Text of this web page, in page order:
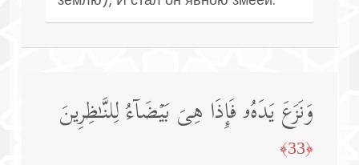
وَنَزَعَ یَدَهُۥ فَإِذَا هِیَ بَیۡضَاۤءُ لِلنَّـٰظِرِینَ
﴿33﴾